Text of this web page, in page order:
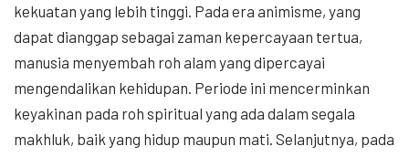
kekuatan yang lebih tinggi. Pada era animisme, yang
dapat dianggap sebagai zaman kepercayaan tertua,
manusia menyembah roh alam yang dipercayai
mengendalikan kehidupan. Periode ini mencerminkan
keyakinan pada roh spiritual yang ada dalam segala
makhluk, baik yang hidup maupun mati. Selanjutnya, pada